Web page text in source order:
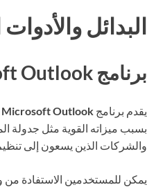
البدائل
برنامج Microsoft Outlook
يقدم برنامج Microsoft Outlook
والشركات الذين يسعون إلى
يمكن للمستخدمين الاستفادة من